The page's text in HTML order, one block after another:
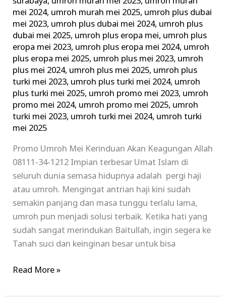
mei 2024, umroh murah mei 2025, umroh plus dubai
mei 2023, umroh plus dubai mei 2024, umroh plus
dubai mei 2025, umroh plus eropa mei, umroh plus
eropa mei 2023, umroh plus eropa mei 2024, umroh
plus eropa mei 2025, umroh plus mei 2023, umroh
plus mei 2024, umroh plus mei 2025, umroh plus
turki mei 2023, umroh plus turki mei 2024, umroh
plus turki mei 2025, umroh promo mei 2023, umroh
promo mei 2024, umroh promo mei 2025, umroh
turki mei 2023, umroh turki mei 2024, umroh turki
mei 2025
Promo Umroh Mei Kerinduan Akan Keagungan Allah
08111-34-1212 Impian terbesar Umat Islam di
seluruh dunia semasa hidupnya adalah pergi haji
atau umroh. Mengingat antrian haji kini sudah
semakin panjang dan masa tunggu terlalu lama,
umroh pun menjadi solusi terbaik. Ketika hati yang
sudah sangat merindukan Baitullah, ingin segera ke
Tanah suci dan keinginan besar untuk bisa
Read More »